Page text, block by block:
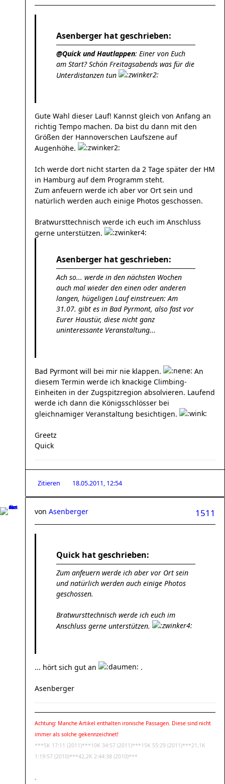
Asenberger hat geschrieben:
@Quick und Hautlappen: Einer von Euch
am Start? Schön Freitagsabends was für die
Unterdistanzen tun
Gute Wahl dieser Lauf! Kannst gleich von Anfang an
richtig Tempo machen. Da bist du dann mit den
Größen der Hannoverschen Laufszene auf
Augenhöhe.
Ich werde dort nicht starten da 2 Tage später der HM
in Hamburg auf dem Programm steht.
Zum anfeuern werde ich aber vor Ort sein und
natürlich werden auch einige Photos geschossen.
Bratwursttechnisch werde ich euch im Anschluss
gerne unterstützen.
Asenberger hat geschrieben:
Ach so... werde in den nächsten Wochen
auch mal wieder den einen oder anderen
langen, hügeligen Lauf einstreuen: Am
31.07. gibt es in Bad Pyrmont, also fast vor
Eurer Haustür, diese nicht ganz
uninteressante Veranstaltung...
Bad Pyrmont will bei mir nie klappen.
An
diesem Termin werde ich knackige Climbing-
Einheiten in der Zugspitzregion absolvieren. Laufend
werde ich dann die Königsschlösser bei
gleichnamiger Veranstaltung besichtigen.
Greetz
Quick
Zitieren 18.05.2011, 12:54
1511
von Asenberger
Quick hat geschrieben:
Zum anfeuern werde ich aber vor Ort sein
und natürlich werden auch einige Photos
geschossen.
Bratwursttechnisch werde ich euch im
Anschluss gerne unterstützen.
... hört sich gut an .
Asenberger
Achtung: Manche Artikel enthalten ironische Passagen. Diese sind nicht
immer als solche gekennzeichnet!
***5K 17:11 (2011)***10K 34:57 (2011)***15K 55:29 (2011)***21,1K
1:19:57 (2010)***42,2K 2:44:38 (2010)***
-